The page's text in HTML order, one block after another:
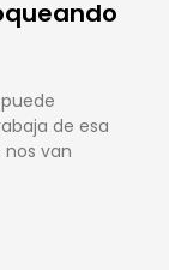
de esa
van